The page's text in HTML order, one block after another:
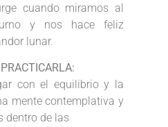
cuando miramos al
y nos hace feliz
lunar.
con el equilibrio y la
mente contemplativa y
dentro de las